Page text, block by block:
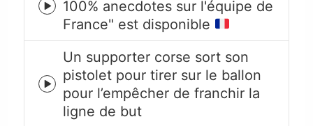
Episode
play
icon
100% anecdotes sur l'équipe de
France" est disponible
Episode
play
icon
Un supporter corse sort son
pistolet pour tirer sur le ballon
pour l’empêcher de franchir la
ligne de but